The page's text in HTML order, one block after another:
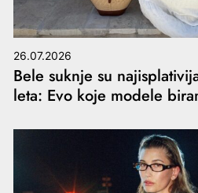
26.07.2026
Bele suknje su
leta: Evo koje modele